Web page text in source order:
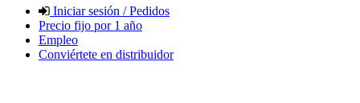
Iniciar sesión / Pedidos
Precio fijo por 1 año
Empleo
Conviértete en distribuidor